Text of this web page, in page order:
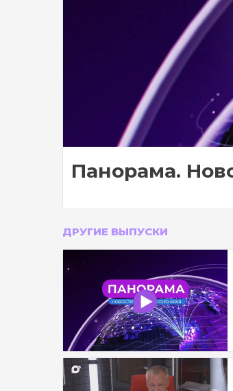
Панорама.
ДРУГИЕ ВЫПУСКИ